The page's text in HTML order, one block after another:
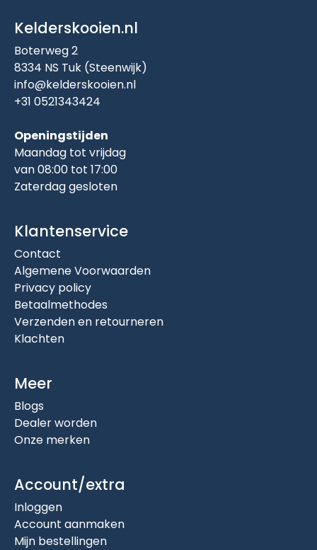
Kelderskooien.nl
Boterweg 2
8334 NS Tuk (Steenwijk)
info@kelderskooien.nl
+31 0521343424
Openingstijden
Maandag tot vrijdag
van 08:00 tot 17:00
Zaterdag gesloten
Klantenservice
Contact
Algemene Voorwaarden
Privacy policy
Betaalmethodes
Verzenden en retourneren
Klachten
Meer
Blogs
Dealer worden
Onze merken
Account/extra
Inloggen
Account aanmaken
Mijn bestellingen